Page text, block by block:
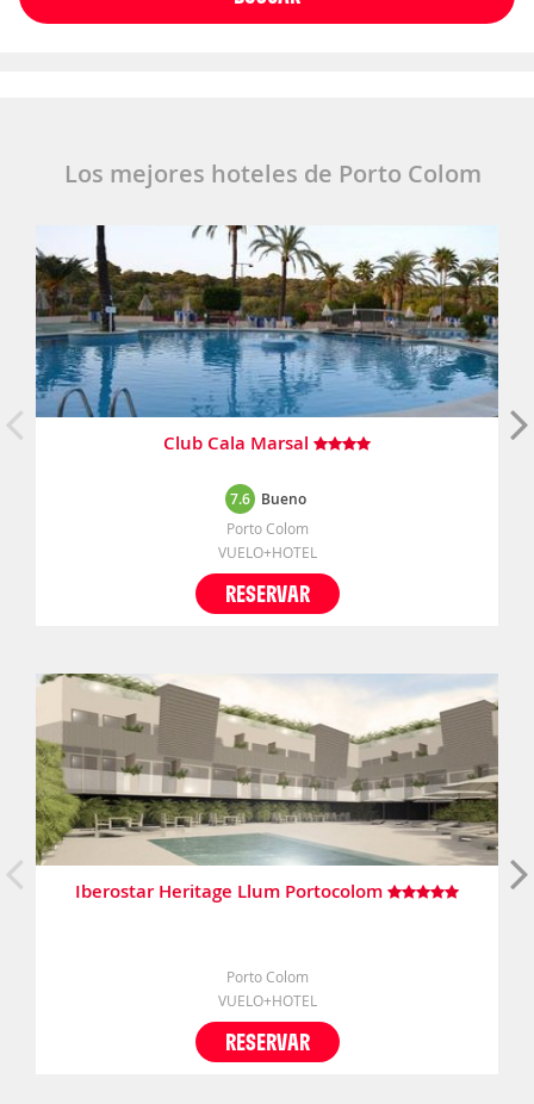
Los mejores hoteles de Porto Colom
Club Cala Marsal
7.6 Bueno
Porto Colom
VUELO+HOTEL
RESERVAR
Iberostar Heritage Llum Portocolom
Porto Colom
VUELO+HOTEL
RESERVAR